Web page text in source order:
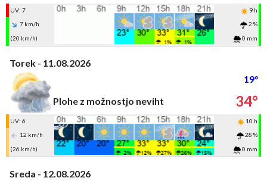
UV: 7
9 h
7 km/h
2 %
(20 km/h)
0 mm
Torek - 11.08.2026
19°
Plohe z možnostjo neviht
34°
UV: 6
10 h
12 km/h
28 %
(26 km/h)
0 mm
Sreda - 12.08.2026